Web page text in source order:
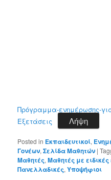
Πρόγραμμα-ενημέρωσης-
Εξετάσεις
Λήψη
Posted in Εκπαιδευτικοί,
Γονέων,Σελίδα Μαθητών |
Μαθητές,Μαθητές με
Πανελλαδικές,Υποψήφιοι